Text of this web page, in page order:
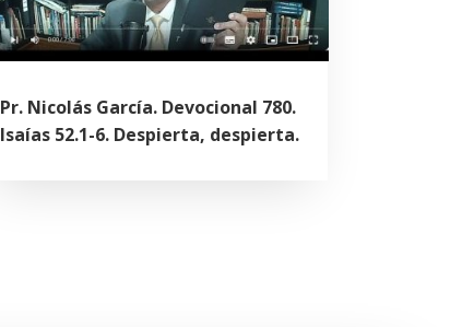
Pr. Nicolás García. Devocional 780.
Isaías 52.1-6. Despierta, despierta.